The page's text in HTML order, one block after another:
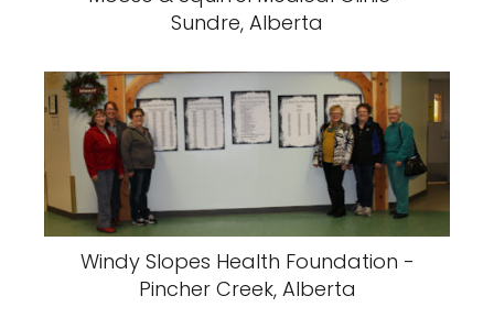
Sundre, Alberta
Windy Slopes Health Foundation -
Pincher Creek, Alberta